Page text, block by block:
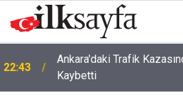
22:43
Ankara'daki Trafik
Kaybetti